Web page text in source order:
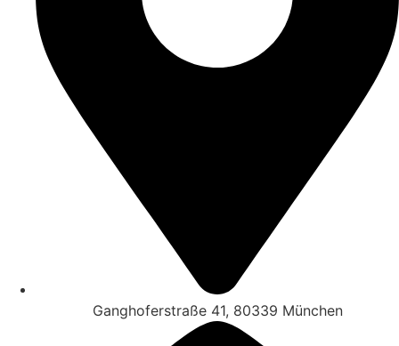
Ganghoferstraße 41, 80339 München